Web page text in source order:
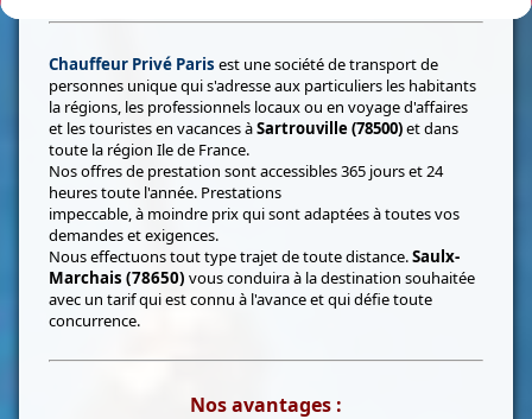
Chauffeur Privé Paris est une société de transport de
personnes unique qui s'adresse aux particuliers les habitants
la régions, les professionnels locaux ou en voyage d'affaires
et les touristes en vacances àSartrouville (78500)et dans
toute la région Ile de France.
Nos offres de prestation sont accessibles 365 jours et 24
heures toute l'année. Prestations
impeccable, à moindre prix qui sont adaptées à toutes vos
demandes et exigences.
Nous effectuons tout type trajet de toute distance.Saulx-
Marchais (78650) vous conduira à la destination souhaitée
avec un tarif qui est connu à l'avance et qui défie toute
concurrence.
Nos avantages :